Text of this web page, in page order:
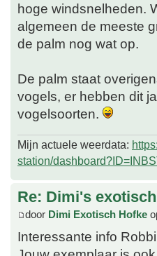
hoge windsnelheden.
algemeen de meeste
de palm nog wat op.
De palm staat
vogels, er hebben dit
vogelsoorten.
Mijn actuele weerdata:
station/
Re: Dimi's
door Dimi Exotisch Hofke
Interessante info